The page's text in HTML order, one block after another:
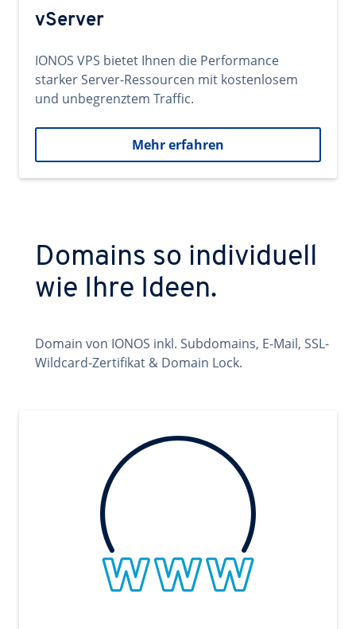
vServer
IONOS VPS bietet Ihnen die Performance
starker Server-Ressourcen mit kostenlosem
und unbegrenztem Traffic.
Mehr erfahren
Domains so individuell
wie Ihre Ideen.
Domain von IONOS inkl. Subdomains, E-Mail, SSL-
Wildcard-Zertifikat & Domain Lock.